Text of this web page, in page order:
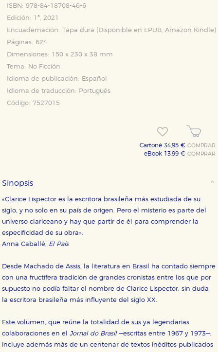
ISBN: 978-84-18708-46-6
Edición: 1ª, 2021
Encuadernación: Tapa dura (Disponible en EPUB,Amazon Kindle )
Páginas: 624
Dimensiones: 150 x 230 x 38 mm
Tema:
No Ficción
Idioma de publicación:
Español
Idioma de traducción:
Portugués
Código: 7527015
Cartoné 34,95 €COMPRAR
eBook 13,99 €COMPRAR
Sinopsis
«Clarice Lispector es la escritora brasileña más estudiada de su
siglo, y no solo en su país de origen. Pero el misterio es parte del
universo clariceano y hay que partir de él para comprender la
especificidad de su obra».
Anna Caballé, El País
Desde Machado de Assis, la literatura en Brasil ha contado siempre
con una fructífera tradición de grandes cronistas entre los que por
supuesto no podía faltar el nombre de Clarice Lispector, sin duda
la escritora brasileña más influyente del siglo XX.
Este volumen, que reúne la totalidad de sus ya legendarias
colaboraciones en el
Jornal do Brasil—escritas entre 1967 y 1973—,
incluye además más de un centenar de textos inéditos publicados